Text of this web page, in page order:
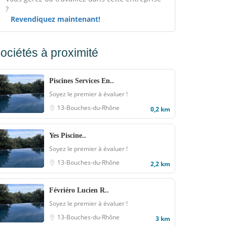
?
Revendiquez maintenant!
à proximité
Piscines Services En..
Soyez le premier à évaluer !
13-Bouches-du-Rhône
0,2 km
Yes Piscine..
Soyez le premier à évaluer !
13-Bouches-du-Rhône
2,2 km
Févriéro Lucien R..
Soyez le premier à évaluer !
13-Bouches-du-Rhône
3 km